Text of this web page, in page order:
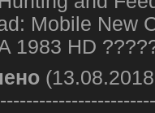
Mobile New
1983 HD